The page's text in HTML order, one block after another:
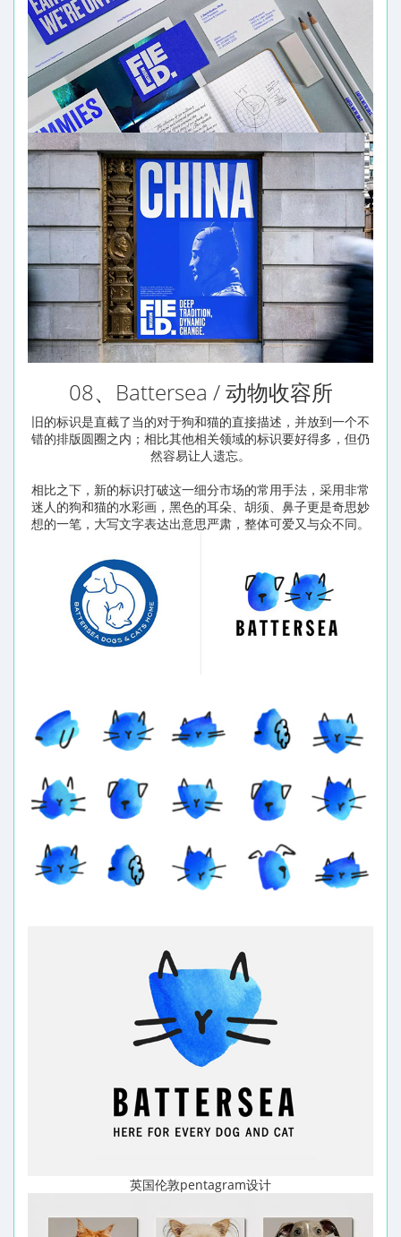
08、Battersea / 动物收容所
旧的标识是直截了当的对于狗和猫的直接描述，并放到一个不
错的排版圆圈之内；相比其他相关领域的标识要好得多，但仍
然容易让人遗忘。
相比之下，新的标识打破这一细分市场的常用手法，采用非常
迷人的狗和猫的水彩画，黑色的耳朵、胡须、鼻子更是奇思妙
想的一笔，大写文字表达出意思严肃，整体可爱又与众不同。
英国伦敦pentagram设计